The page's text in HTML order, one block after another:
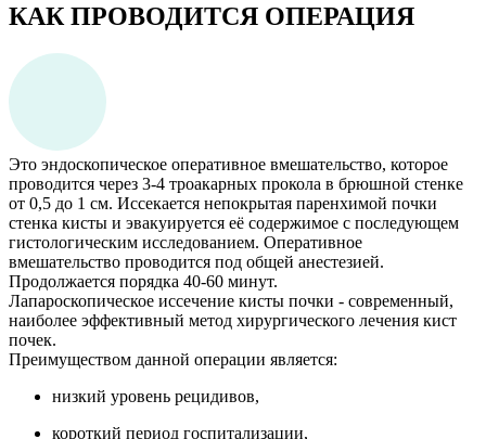
КАК ПРОВОДИТСЯ ОПЕРАЦИЯ
Это эндоскопическое оперативное вмешательство, которое
проводится через 3-4 троакарных прокола в брюшной стенке
от 0,5 до 1 см. Иссекается непокрытая паренхимой почки
стенка кисты и эвакуируется её содержимое с последующем
гистологическим исследованием. Оперативное
вмешательство проводится под общей анестезией.
Продолжается порядка 40-60 минут.
Лапароскопическое иссечение кисты почки - современный,
наиболее эффективный метод хирургического лечения кист
почек.
Преимуществом данной операции является:
низкий уровень рецидивов,
короткий период госпитализации,